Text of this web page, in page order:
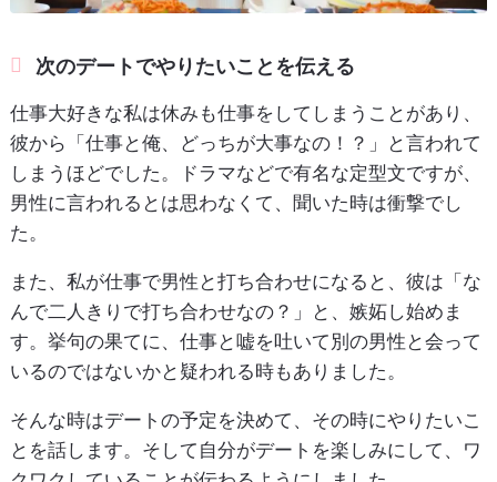
次のデートでやりたいことを伝える
仕事大好きな私は休みも仕事をしてしまうことがあり、
彼から「仕事と俺、どっちが大事なの！？」と言われて
しまうほどでした。ドラマなどで有名な定型文ですが、
男性に言われるとは思わなくて、聞いた時は衝撃でし
た。
また、私が仕事で男性と打ち合わせになると、彼は「な
んで二人きりで打ち合わせなの？」と、嫉妬し始めま
す。挙句の果てに、仕事と嘘を吐いて別の男性と会って
いるのではないかと疑われる時もありました。
そんな時はデートの予定を決めて、その時にやりたいこ
とを話します。そして自分がデートを楽しみにして、ワ